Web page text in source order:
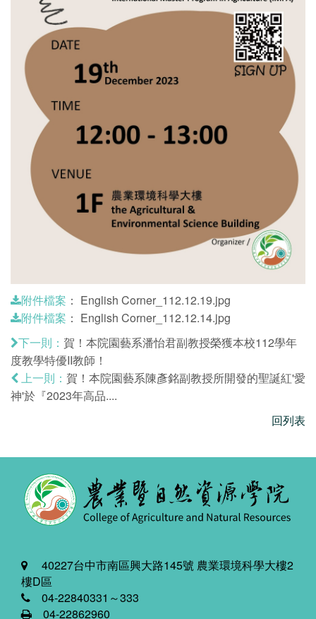
附件檔案 ： English Corner_112.12.19.jpg
附件檔案 ： English Corner_112.12.14.jpg
下一則： 賀！本院園藝系潘怡君副教授榮獲本校112學年
度教學特優II教師！
上一則： 賀！本院園藝系陳彥銘副教授所開發的聖誕紅'愛
神'於『2023年高品....
回列表
40227台中市南區興大路145號 農業環境科學大樓2
樓D區
04-22840331～333
04-22862960